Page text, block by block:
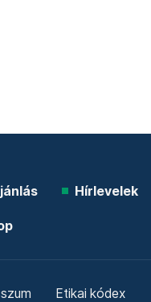
Hírlevelek
Etikai kódex